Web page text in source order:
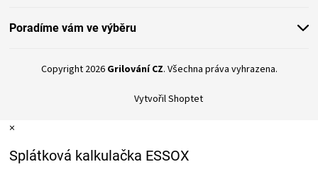
Poradíme vám ve výběru
Vytvořil Shoptet
Copyright 2026 Grilování CZ. Všechna práva vyhrazena.
×
Splátková kalkulačka ESSOX